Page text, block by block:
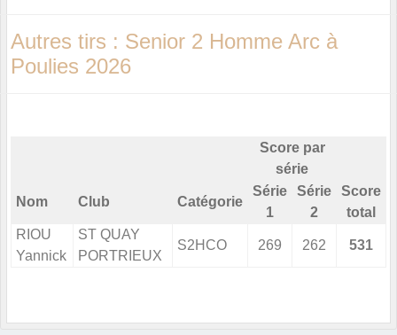
Autres tirs : Senior 2 Homme Arc à
Poulies 2026
Score par
série
Nom Club Catégorie
Série
1
Série
2
Score
total
RIOU
Yannick
ST QUAY
PORTRIEUX
S2HCO 269 262 531